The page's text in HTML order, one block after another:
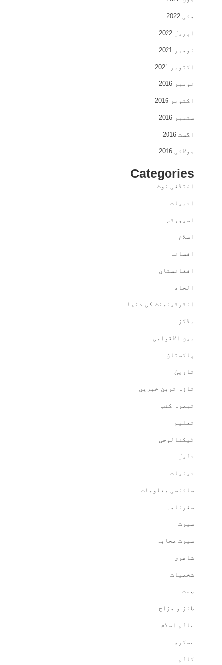
مئی 2022
اپریل 2022
نومبر 2021
اکتوبر 2021
نومبر 2016
اکتوبر 2016
ستمبر 2016
اگست 2016
جولائی 2016
Categories
اختلافی نوٹ
ادبیات
اسپورٹس
اسلام
افسانہ
افغانستان
الحاد
انٹرٹینمنٹ کی دنیا
بلاگز
بین الاقوامی
پاکستان
تاریخ
تازہ ترین خبریں
تبصرہ کتب
تعلیم
ٹیکنالوجی
دلیل
دینیات
سائنسی معلومات
سفرنامہ
سیرت
سیرت صحابہ
شاعری
شخصیات
صحت
طنز و مزاح
عالم اسلام
عسکری
کالم